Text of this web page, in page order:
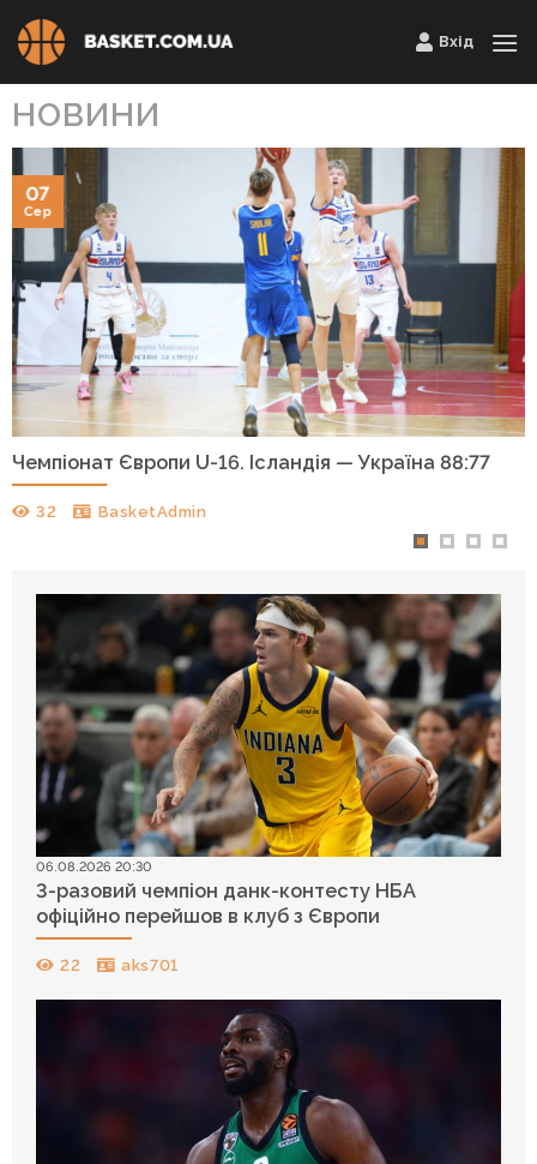
Skip
to
Вхід
НОВИНИ
Чемпіонат Європи U-16. Ісландія — Україна 88:77
32 BasketAdmin
07
Сер
06.08.2026 20:30
3-разовий чемпіон данк-контесту НБА
офіційно перейшов в клуб з Європи
22 aks701